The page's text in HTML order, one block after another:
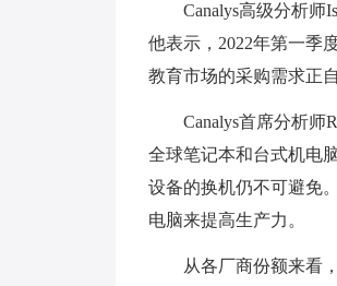
Canalys高级分析师
他表示，2022年第一季
教育市场的采购需求正
Canalys首席分析师
全球笔记本和台式机电
设备的换机仍不可避免
电脑来提高生产力。
从各厂商份额来看